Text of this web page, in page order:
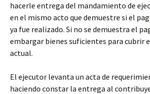
hacerle entrega del mandamiento de
en el mismo acto que demuestre si el
ya fue realizado. Si no se demuestra el
embargar bienes suficientes para cubrir
actual.
El ejecutor levanta un acta de
haciendo constar la entrega al